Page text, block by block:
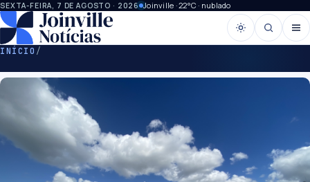
SEXTA-FEIRA, 7 DE AGOSTO · 2026 Joinville · 22°C · nublado
INÍCIO /